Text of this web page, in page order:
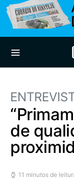
de
11 minutos de